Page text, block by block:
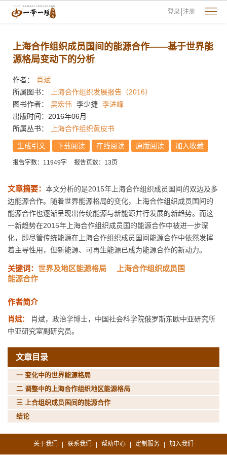
登录 注册
上海合作组织成员国间的能源合作——基于世界能
源格局变动下的分析
作者：
肖斌
所属图书：
上海合作组织发展报告（2016）
图书作者：
吴宏伟 李少捷 李进峰
出版时间：2016年06月
所属丛书：
上海合作组织黄皮书
生成引文 下载阅读 在线阅读 原版阅读 加入收藏
报告字数：11949字 报告页数：13页
文章摘要： 本文分析的是2015年上海合作组织成员国间的双边及多
边能源合作。随着世界能源格局的变化，上海合作组织成员国间的
能源合作也逐渐呈现出传统能源与新能源并行发展的新趋势。而这
一新趋势在2015年上海合作组织成员国的能源合作中被进一步深
化，即尽管传统能源在上海合作组织成员国间能源合作中依然发挥
着主导性用，但新能源、可再生能源已成为能源合作的新动力。
关键词： 世界及地区能源格局
上海合作组织成员国
能源合作
作者简介
肖斌：
肖斌，政治学博士，中国社会科学院俄罗斯东欧中亚研究所
中亚研究室副研究员。
文章目录
一 变化中的世界能源格局
二 调整中的上海合作组织地区能源格局
三 上合组织成员国间的能源合作
结论
关于我们 | 联系我们 | 帮助中心 | 定制服务 | 加入我们